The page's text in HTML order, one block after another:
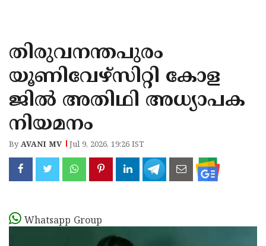
KANNUR
KASARAGOD
തിരുവനന്തപുരം
യൂണിവേഴ്സിറ്റി കോള
ജിൽ അതിഥി അധ്യാപക
നിയമനം
ByAVANI MV Jul 9, 2026, 19:26 IST
Whatsapp Group